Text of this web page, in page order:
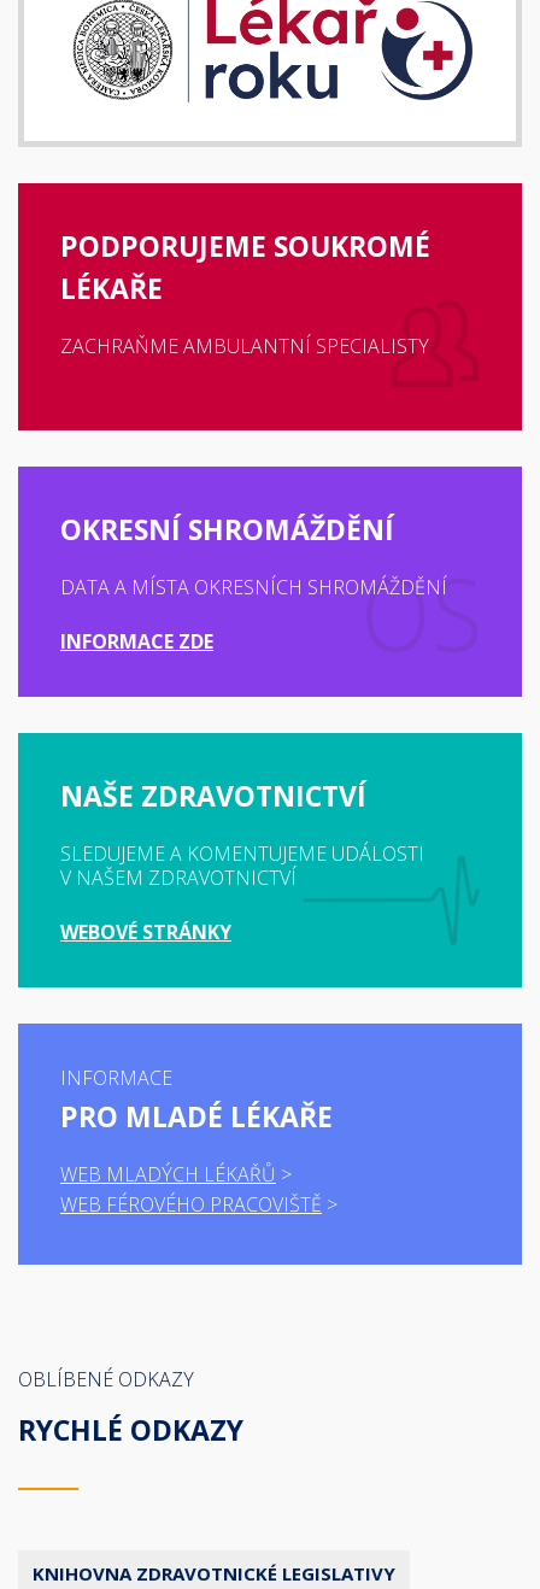
PODPORUJEME SOUKROMÉ
LÉKAŘE
ZACHRAŇME AMBULANTNÍ SPECIALISTY
OKRESNÍ SHROMÁŽDĚNÍ
DATA A MÍSTA OKRESNÍCH SHROMÁŽDĚNÍ
INFORMACE ZDE
NAŠE ZDRAVOTNICTVÍ
SLEDUJEME A KOMENTUJEME UDÁLOSTI
V NAŠEM ZDRAVOTNICTVÍ
WEBOVÉ STRÁNKY
INFORMACE
PRO MLADÉ LÉKAŘE
WEB MLADÝCH LÉKAŘŮ
WEB FÉROVÉHO PRACOVIŠTĚ
OBLÍBENÉ ODKAZY
RYCHLÉ ODKAZY
KNIHOVNA ZDRAVOTNICKÉ LEGISLATIVY